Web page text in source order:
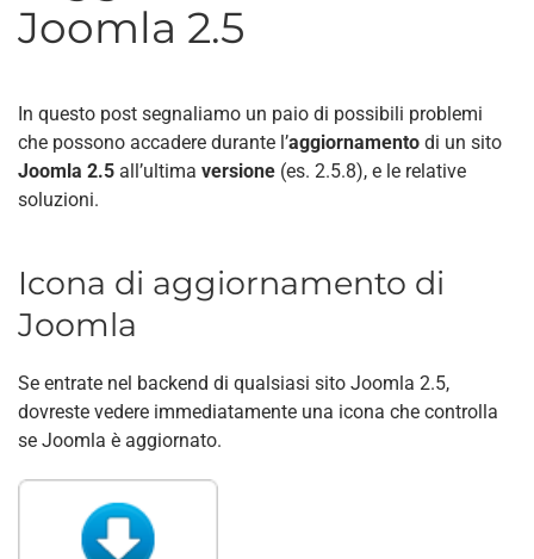
Joomla 2.5
In questo post segnaliamo un paio di possibili problemi
che possono accadere durante l’aggiornamento di un sito
Joomla 2.5 all’ultima versione (es. 2.5.8), e le relative
soluzioni.
Icona di aggiornamento di
Joomla
Se entrate nel backend di qualsiasi sito Joomla 2.5,
dovreste vedere immediatamente una icona che controlla
se Joomla è aggiornato.